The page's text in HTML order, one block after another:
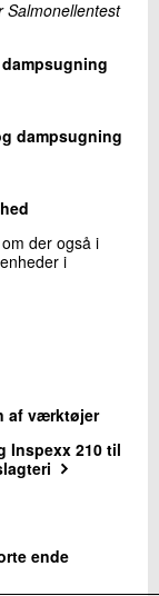
Salmonellentest
dampsugning
der også i
i
af værktøjer
Inspexx 210 til
ende